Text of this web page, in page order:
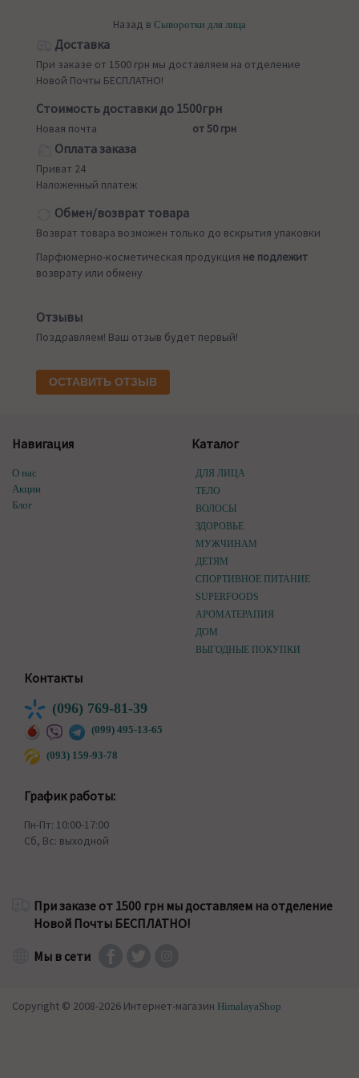
Назад в Сыворотки для лица
Доставка
При заказе от 1500 грн мы доставляем на отделение
Новой Почты БЕСПЛАТНО!
Стоимость доставки до 1500грн
Новая почта от 50 грн
Оплата заказа
Приват 24
Наложенный платеж
Обмен/возврат товара
Возврат товара возможен только до вскрытия упаковки
Парфюмерно-косметическая продукция не подлежит
возврату или обмену
Отзывы
Поздравляем! Ваш отзыв будет первый!
ОСТАВИТЬ ОТЗЫВ
Навигация
О нас
Акции
Блог
Каталог
ДЛЯ ЛИЦА
ТЕЛО
ВОЛОСЫ
ЗДОРОВЬЕ
МУЖЧИНАМ
ДЕТЯМ
СПОРТИВНОЕ ПИТАНИЕ
SUPERFOODS
АРОМАТЕРАПИЯ
ДОМ
ВЫГОДНЫЕ ПОКУПКИ
Контакты
(096) 769-81-39
(099) 495-13-65
(093) 159-93-78
График работы:
Пн-Пт: 10:00-17:00
Сб, Вс: выходной
При заказе от 1500 грн мы доставляем на отделение
Новой Почты БЕСПЛАТНО!
Мы в сети
Copyright © 2008-2026 Интернет-магазин HimalayaShop